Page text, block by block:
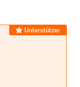
Unterstützer